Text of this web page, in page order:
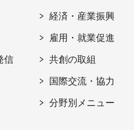
信
経済・産業振興
雇用・就業促進
共創の取組
国際交流・協力
分野別メニュー